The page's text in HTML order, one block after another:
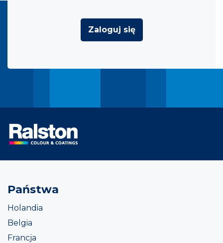
Zaloguj się
Państwa
Holandia
Belgia
Francja